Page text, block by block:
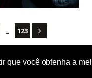
que você obtenha a
... 123
Plot Twist